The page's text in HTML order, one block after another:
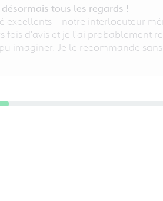
tous les regards !
excellents – notre interlocuteur
fois d'avis et je l'ai probablement
imaginer. Je le recommande